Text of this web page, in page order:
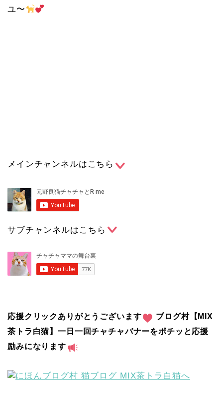
ユ〜
メインチャンネルはこちら
サブチャンネルはこちら
応援クリックありがとうございます
ブログ村【MIX
茶トラ白猫】一日一回チャチャバナーをポチッと応援
励みになります